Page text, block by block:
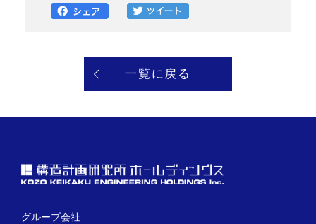
一覧に戻る
グループ会社